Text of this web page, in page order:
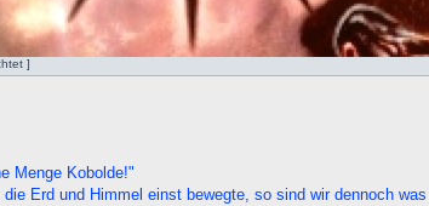
]
Menge Kobolde!"
Erd und Himmel einst bewegte, so sind wir dennoch